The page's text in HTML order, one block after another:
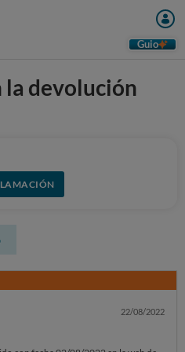
Guio
la devolución
22/08/2022